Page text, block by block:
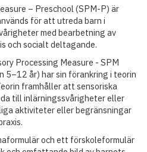
– Preschool (SPM-P) är
för att utreda barn i
med bearbetning av
och socialt deltagande.
Processing Measure - SPM
5–12 år) har sin förankring i teorin
framhåller att sensoriska
till inlärningssvårigheter eller
aktiviteter eller begränsningar
och ett förskoleformulär